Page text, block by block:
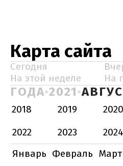
Карта сайта
Сегодня
На этой неделе
На
ГОДА 2021
2018 2019 2020
2022
2023
2024
Январь Февраль Март